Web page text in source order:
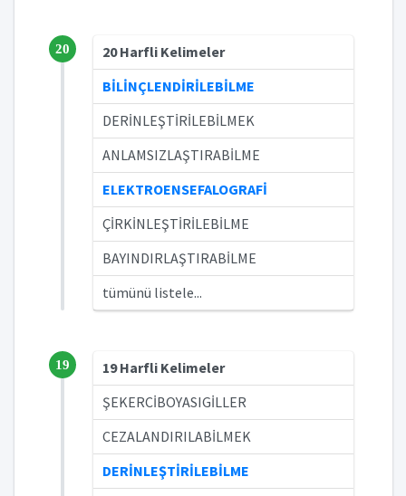
20
20 Harfli Kelimeler
BİLİNÇLENDİRİLEBİLME
DERİNLEŞTİRİLEBİLMEK
ANLAMSIZLAŞTIRABİLME
ELEKTROENSEFALOGRAFİ
ÇİRKİNLEŞTİRİLEBİLME
BAYINDIRLAŞTIRABİLME
tümünü listele...
19
19 Harfli Kelimeler
ŞEKERCİBOYASIGİLLER
CEZALANDIRILABİLMEK
DERİNLEŞTİRİLEBİLME